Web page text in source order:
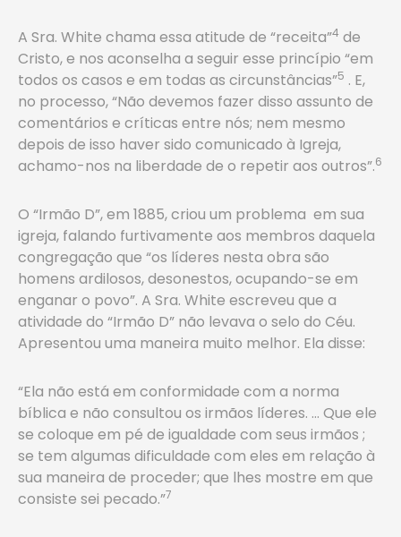
A Sra. White chama essa atitude de “receita”4 de
Cristo, e nos aconselha a seguir esse princípio “em
todos os casos e em todas as circunstâncias”5 . E,
no processo, “Não devemos fazer disso assunto de
comentários e críticas entre nós; nem mesmo
depois de isso haver sido comunicado à Igreja,
achamo-nos na liberdade de o repetir aos outros”.6
O “Irmão D”, em 1885, criou um problema em sua
igreja, falando furtivamente aos membros daquela
congregação que “os líderes nesta obra são
homens ardilosos, desonestos, ocupando-se em
enganar o povo”. A Sra. White escreveu que a
atividade do “Irmão D” não levava o selo do Céu.
Apresentou uma maneira muito melhor. Ela disse:
“Ela não está em conformidade com a norma
bíblica e não consultou os irmãos líderes. … Que ele
se coloque em pé de igualdade com seus irmãos ;
se tem algumas dificuldade com eles em relação à
sua maneira de proceder; que lhes mostre em que
consiste sei pecado.”7